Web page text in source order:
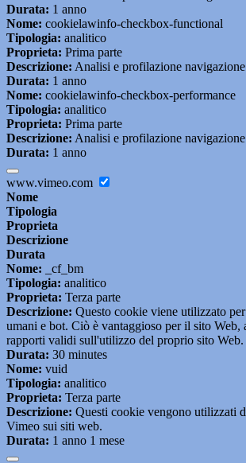
Durata: 1 anno
Nome: cookielawinfo-checkbox-functional
Tipologia: analitico
Proprieta: Prima parte
Descrizione: Analisi e profilazione
Durata: 1 anno
Nome: cookielawinfo-checkbox-performance
Tipologia: analitico
Proprieta: Prima parte
Descrizione: Analisi e profilazione
Durata: 1 anno
www.vimeo.com
Nome
Tipologia
Proprieta
Descrizione
Durata
Nome: _cf_bm
Tipologia: analitico
Proprieta: Terza parte
Descrizione: Questo cookie viene utilizzato
umani e bot. Ciò è vantaggioso per il sito Web,
rapporti validi sull'utilizzo del proprio sito Web.
Durata: 30 minutes
Nome: vuid
Tipologia: analitico
Proprieta: Terza parte
Descrizione: Questi cookie vengono utilizzati
Vimeo sui siti web.
Durata: 1 anno 1 mese